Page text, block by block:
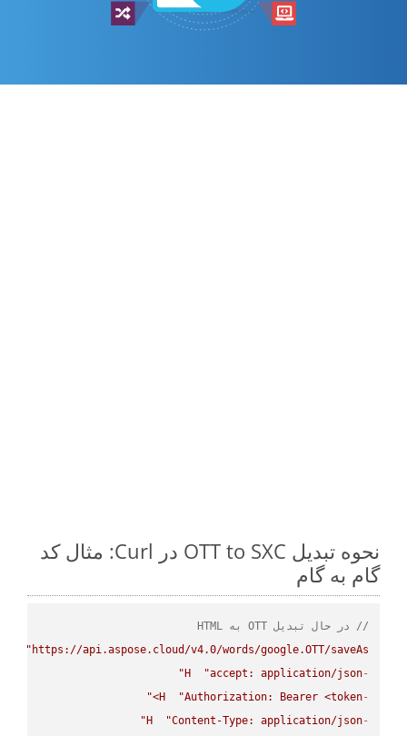
نحوه تبدیل OTT to SXC در Curl: مثال کد
گام به گام
// در حال تبدیل OTT به HTML
"https://api.aspose.cloud/v4.0/words/google.OTT/saveAs"
-
H
"accept: application/json"
-
H
"Authorization: Bearer <token>"
-
H
"Content-Type: application/json"